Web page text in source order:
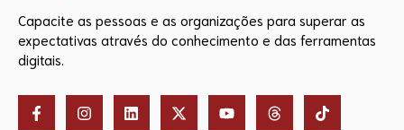
Capacite as pessoas e as organizações para superar as
expectativas através do conhecimento e das ferramentas
digitais.